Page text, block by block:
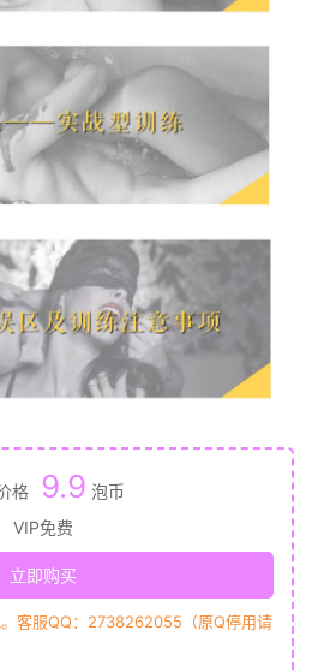
格 9.9 泡币
VIP免费
立即购买
客服QQ：2738262055（原Q停用请